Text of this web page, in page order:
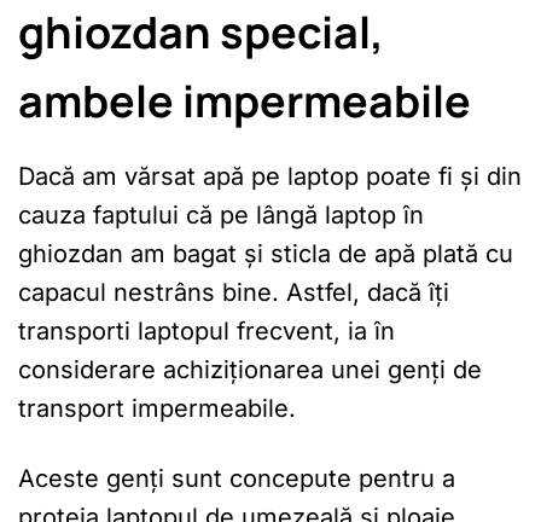
ghiozdan special,
ambele impermeabile
Dacă am vărsat apă pe laptop poate fi și din
cauza faptului că pe lângă laptop în
ghiozdan am bagat și sticla de apă plată cu
capacul nestrâns bine. Astfel, dacă îți
transporti laptopul frecvent, ia în
considerare achiziționarea unei genți de
transport impermeabile.
Aceste genți sunt concepute pentru a